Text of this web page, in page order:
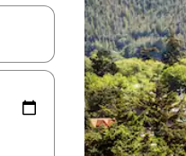
करके नेविगेट करें या टच या